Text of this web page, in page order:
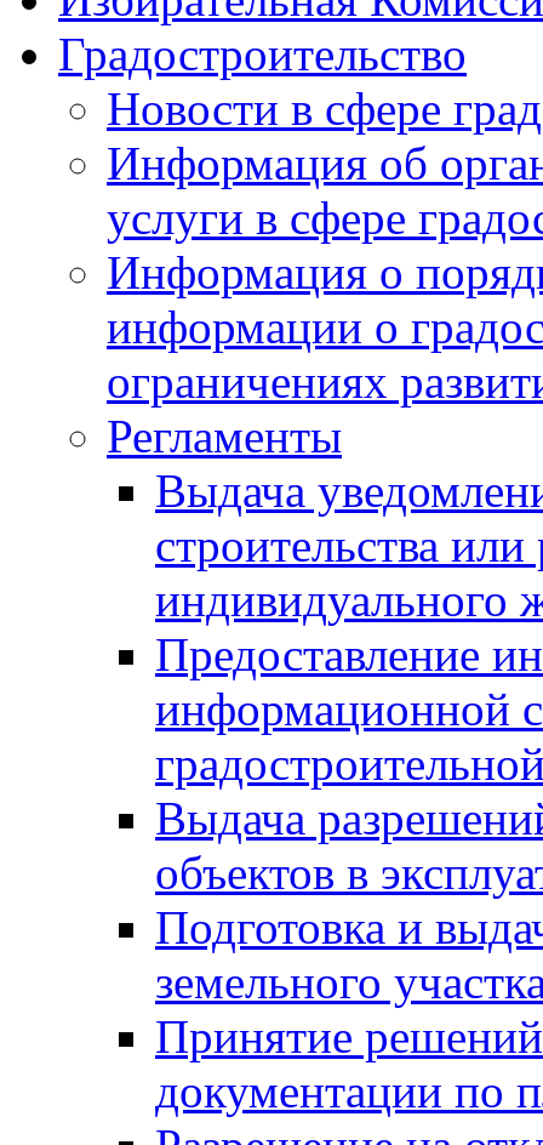
Градостроительство
Новости в сфере
Информация об
услуги в сфере
Информация о
информации о
ограничениях
Регламенты
Выдача
строительства
индивидуального
Предоставление
информационной
Выдача
объектов в
Подготовка и
земельного
Принятие
документации по